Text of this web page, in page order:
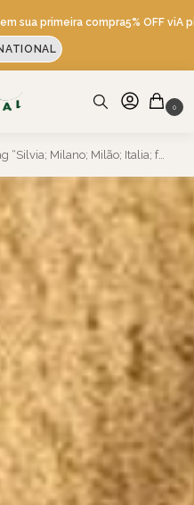
primeira compra5% OFF viA pix
0
Milão; Italia; ferie; férias; viagem”